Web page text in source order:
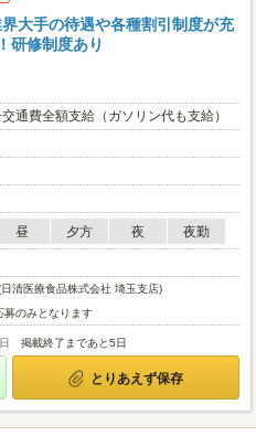
界大手の待遇や各種割引制度が充
研修制度あり
通費全額支給（ガソリン代も支給）
昼 夕方 夜
夜勤
清医療食品株式会社 埼玉支店)
のみとなります
掲載終了まであと5日
とりあえず保存